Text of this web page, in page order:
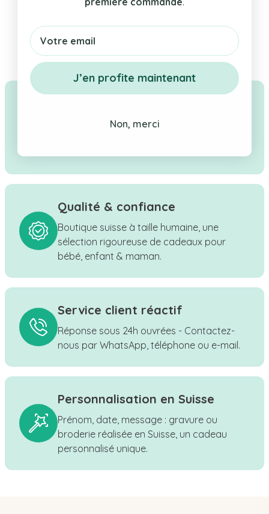
Tes cadeaux en stock expédiés en Suisse
Qualité & confiance
Boutique suisse à taille humaine, une
sélection rigoureuse de cadeaux pour
bébé, enfant & maman.
Service client réactif
Réponse sous 24h ouvrées - Contactez-
nous par WhatsApp, téléphone ou e-mail.
Personnalisation en Suisse
Prénom, date, message : gravure ou
broderie réalisée en Suisse, un cadeau
personnalisé unique.
Email
J’en profite maintenant
Non, merci